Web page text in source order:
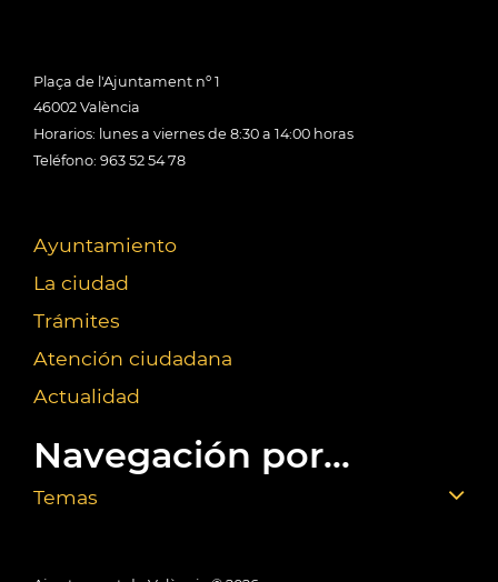
Plaça de l'Ajuntament nº 1
46002 València
Horarios: lunes a viernes de 8:30 a 14:00 horas
Teléfono: 963 52 54 78
Ayuntamiento
La ciudad
Trámites
Atención ciudadana
Actualidad
Navegación por...
Temas